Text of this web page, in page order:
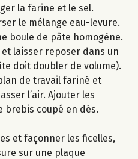
la farine et le sel.
le mélange eau-levure.
boule de pâte homogène.
laisser reposer dans un
doit doubler de volume).
de travail fariné et
l’air. Ajouter les
brebis coupé en dés.
et façonner les ficelles,
sur une plaque